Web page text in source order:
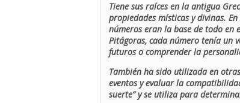
Tiene sus raíces en la antigua
propiedades místicas y divinas.
números eran la base de todo en
Pitágoras, cada número tenía un
futuros o comprender la
También ha sido utilizada en
eventos y evaluar la
suerte” y se utiliza para